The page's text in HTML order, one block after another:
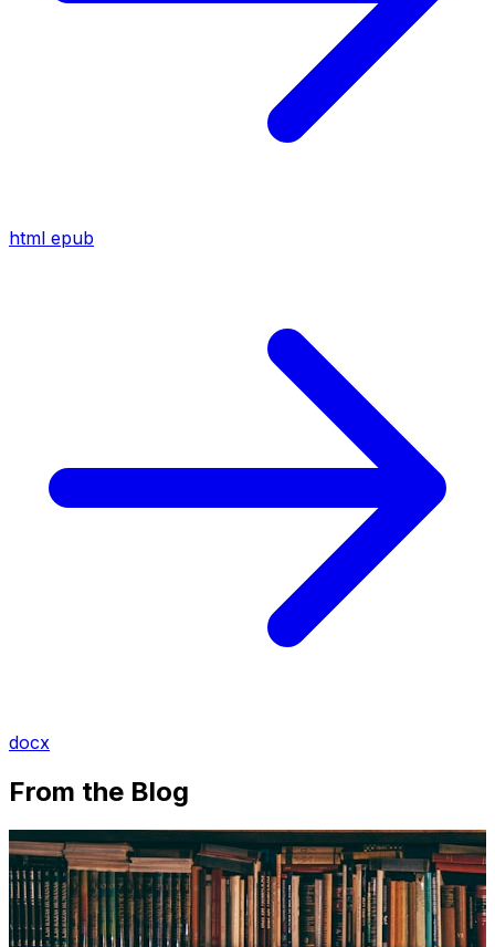
html epub
docx
From the Blog